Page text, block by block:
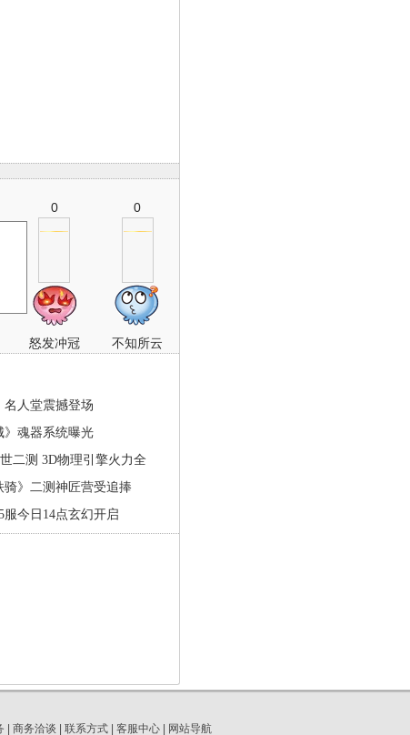
0
怒发冲冠
0
不知所云
名人堂震撼登场
》魂器系统曝光
二测 3D物理引擎火力全
》二测神匠营受追捧
服今日14点玄幻开启
商务洽谈 联系方式| 客服中心| 网站导航